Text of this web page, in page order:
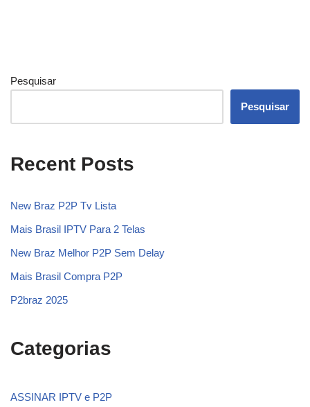
Pesquisar
Pesquisar
Recent Posts
New Braz P2P Tv Lista
Mais Brasil IPTV Para 2 Telas
New Braz Melhor P2P Sem Delay
Mais Brasil Compra P2P
P2braz 2025
Categorias
ASSINAR IPTV e P2P